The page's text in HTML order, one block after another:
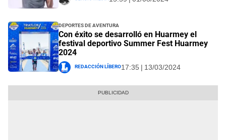
Deportes de Aventura
Con éxito se desarrolló en Huarmey el
festival deportivo Summer Fest Huarmey
2024
Redacción Líbero17:35 | 13/03/2024